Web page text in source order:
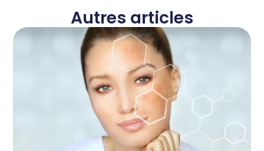
Autres articles